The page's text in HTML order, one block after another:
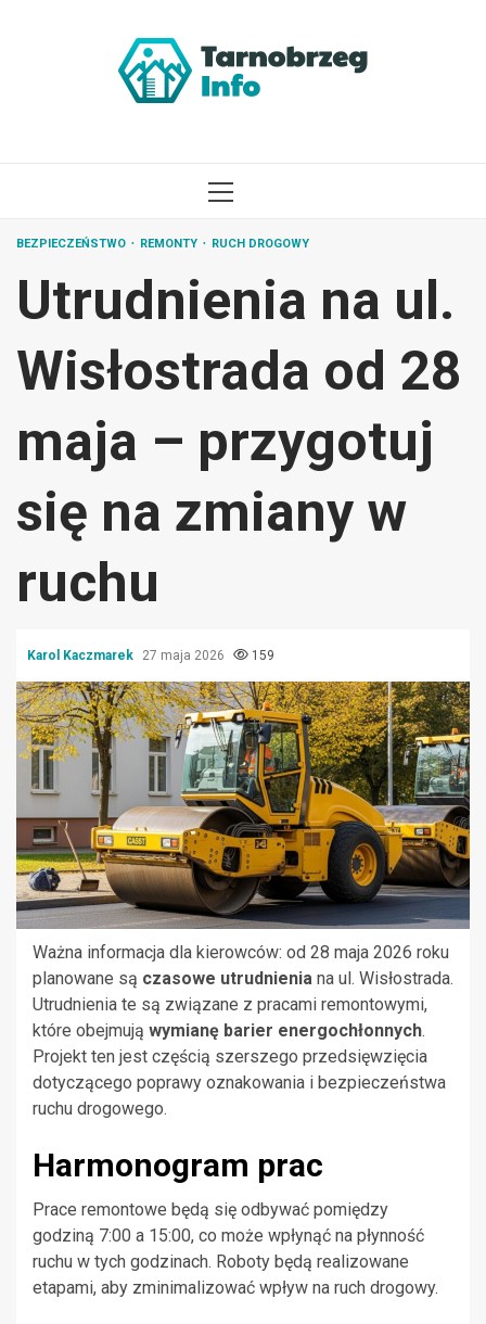
MENU
BEZPIECZEŃSTWO REMONTY RUCH DROGOWY
Utrudnienia na ul.
Wisłostrada od 28
maja – przygotuj
się na zmiany w
ruchu
Karol Kaczmarek 27 maja 2026 159
Ważna informacja dla kierowców: od 28 maja 2026 roku
planowane są czasowe utrudnienia na ul. Wisłostrada.
Utrudnienia te są związane z pracami remontowymi,
które obejmują wymianę barier energochłonnych.
Projekt ten jest częścią szerszego przedsięwzięcia
dotyczącego poprawy oznakowania i bezpieczeństwa
ruchu drogowego.
Harmonogram prac
Prace remontowe będą się odbywać pomiędzy
godziną 7:00 a 15:00, co może wpłynąć na płynność
ruchu w tych godzinach. Roboty będą realizowane
etapami, aby zminimalizować wpływ na ruch drogowy.